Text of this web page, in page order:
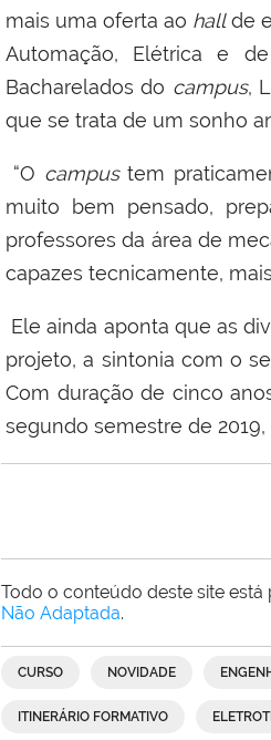
mais uma oferta ao hallde
Automação, Elétrica e
Bacharelados do campus,
que se trata de um sonho
“O campustem
muito bem pensado,
professores da área de
capazes tecnicamente,
Ele ainda aponta que as
projeto, a sintonia com o
Com duração de cinco
segundo semestre de
Todo o conteúdo deste site
Não Adaptada.
CURSO NOVIDADE
ITINERÁRIO FORMATIVO